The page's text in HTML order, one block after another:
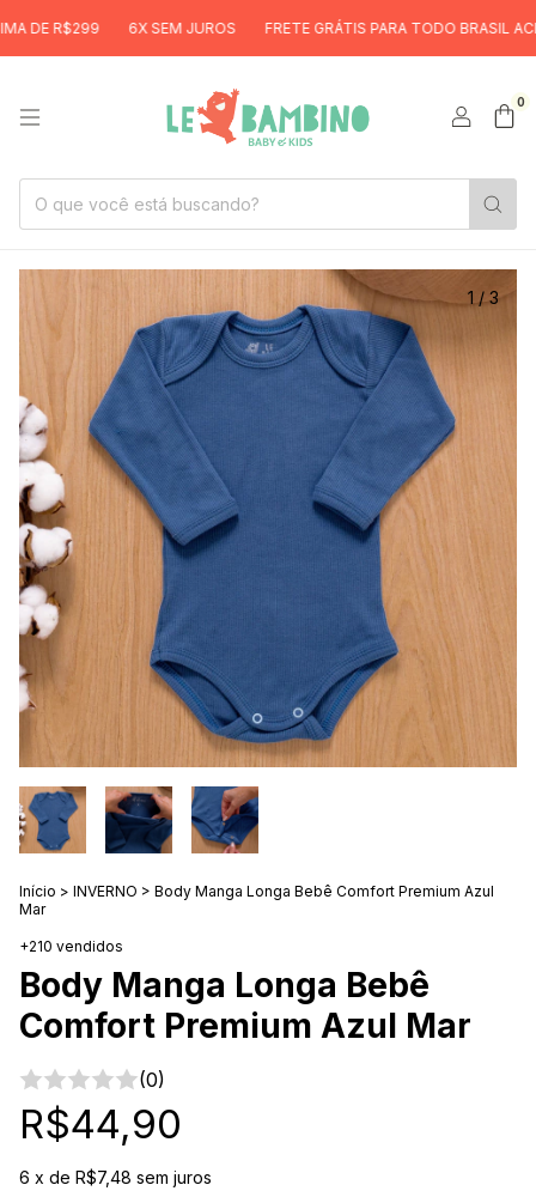
R$299 6X SEM JUROS FRETE GRÁTIS PARA TODO BRASIL ACIMA
0
1 /3
Início > INVERNO > Body Manga Longa Bebê Comfort Premium Azul
Mar
+210 vendidos
Body Manga Longa Bebê
Comfort Premium Azul Mar
(0)
R$44,90
6 x de R$7,48 sem juros